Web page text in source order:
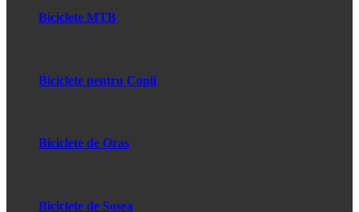
Biciclete MTB
Biciclete pentru Copii
Biciclete de Oras
Biciclete de Sosea